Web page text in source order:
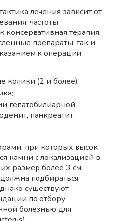
лечения зависит от
частоты
консервативная терапия,
препараты, так и
к операции
колики (2 и более);
гепатобилиарной
панкреатит,
при которых высок
камни с локализацией в
размер более 3 см.
подбираться
существуют
по отбору
болезнью для